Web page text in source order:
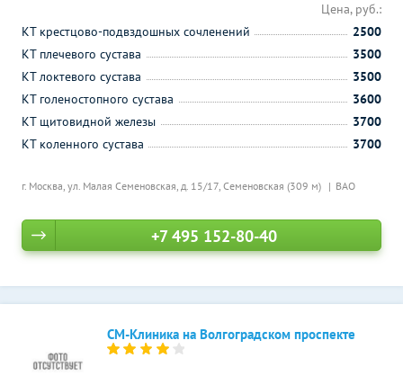
г. Москва, ул. Малая Семеновская, д. 15/17, Семеновская (309 м) ВАО
Цена, руб.:
КТ крестцово-подвздошных сочленений
2500
КТ плечевого сустава
3500
КТ локтевого сустава
3500
КТ голеностопного сустава
3600
КТ щитовидной железы
3700
КТ коленного сустава
3700
+7 495 152-80-40
СМ-Клиника на Волгоградском проспекте